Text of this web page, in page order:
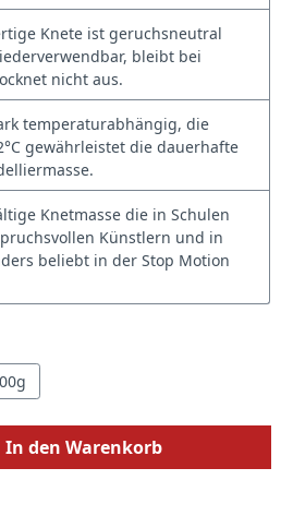
Knete ist geruchsneutral
bleibt bei
nicht aus.
temperaturabhängig, die
gewährleistet die dauerhafte
Knetmasse die in Schulen
Künstlern und in
beliebt in der Stop Motion
gewünschten Wert
In den Warenkorb